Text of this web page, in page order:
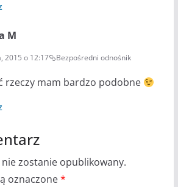
M
2015 o 12:17 Bezpośredni odnośnik
rzeczy mam bardzo podobne
zostanie opublikowany.
oznaczone*